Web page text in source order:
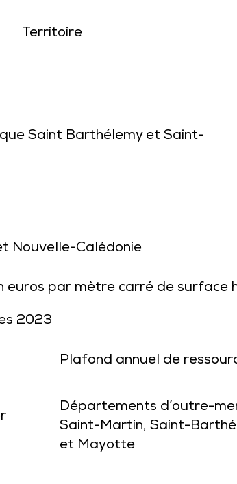
Territoire
Saint Barthélemy et Saint-
Nouvelle-Calédonie
euros par mètre carré de surface
2023
Plafond annuel de
Départements d’outre-
Saint-Martin, Saint-
et Mayotte